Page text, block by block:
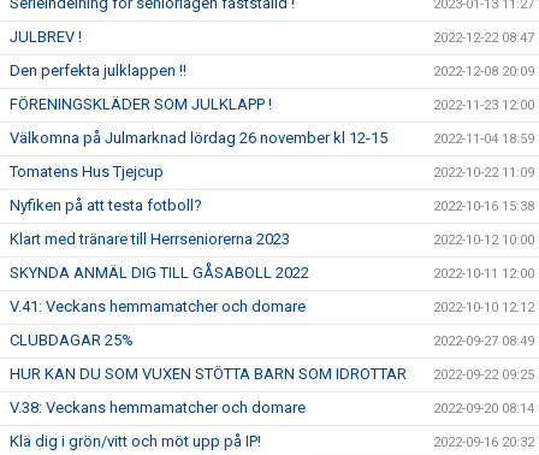
2023-01-13 11:27
JULBREV ! 2022-12-22 08:47
Den perfekta julklappen !! 2022-12-08 20:09
FÖRENINGSKLÄDER SOM JULKLAPP ! 2022-11-23 12:00
Välkomna på Julmarknad lördag 26 november kl 12-15 2022-11-04 18:59
Tomatens Hus Tjejcup 2022-10-22 11:09
Nyfiken på att testa fotboll? 2022-10-16 15:38
Klart med tränare till Herrseniorerna 2023 2022-10-12 10:00
SKYNDA ANMÄL DIG TILL GÅSABOLL 2022 2022-10-11 12:00
V.41: Veckans hemmamatcher och domare 2022-10-10 12:12
CLUBDAGAR 25% 2022-09-27 08:49
HUR KAN DU SOM VUXEN STÖTTA BARN SOM IDROTTAR 2022-09-22 09:25
V.38: Veckans hemmamatcher och domare 2022-09-20 08:14
Klä dig i grön/vitt och möt upp på IP! 2022-09-16 20:32